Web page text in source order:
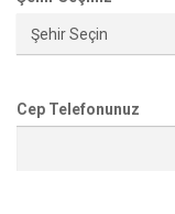
Cep Telefonunuz